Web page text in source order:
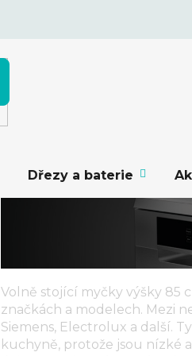
Dřezy a baterie
Volně stojící myčky výšky 85
značkách a modelech. Mezi
Siemens, Electrolux a další.
kuchyně, protože jsou nízké